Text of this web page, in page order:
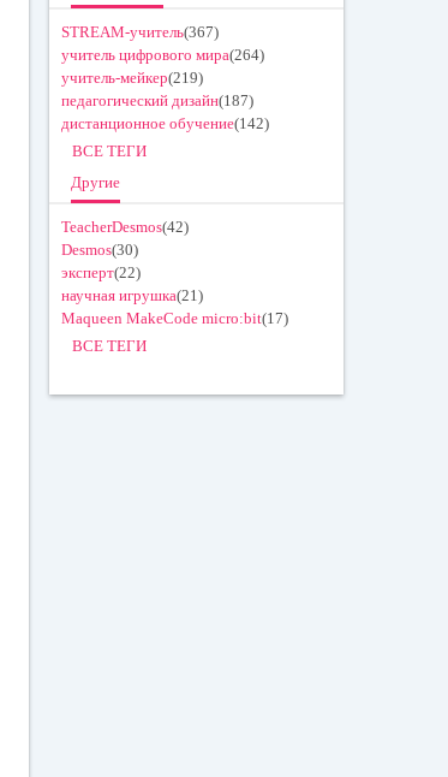
STREAM-учитель(367)
учитель цифрового мира(264)
учитель-мейкер(219)
педагогический дизайн(187)
дистанционное обучение(142)
ВСЕ ТЕГИ
Другие
TeacherDesmos(42)
Desmos(30)
эксперт(22)
научная игрушка(21)
Maqueen MakeCode micro:bit(17)
ВСЕ ТЕГИ